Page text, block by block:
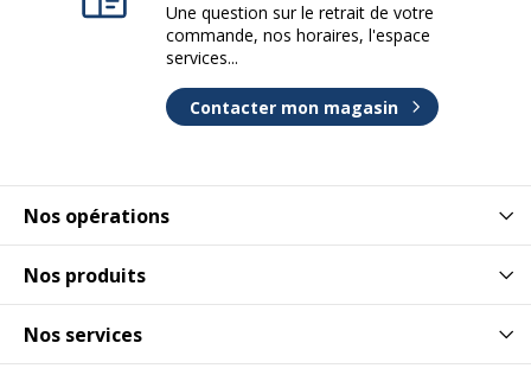
Nos opérations
Nos produits
Nos services
Une question sur le retrait de votre
commande, nos horaires, l'espace
services...
Contacter mon magasin